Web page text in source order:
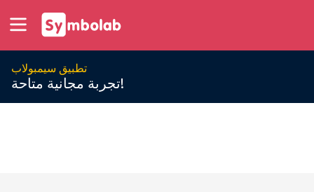
تطبيق سيمبولاب
تجربة مجانية متاحة!